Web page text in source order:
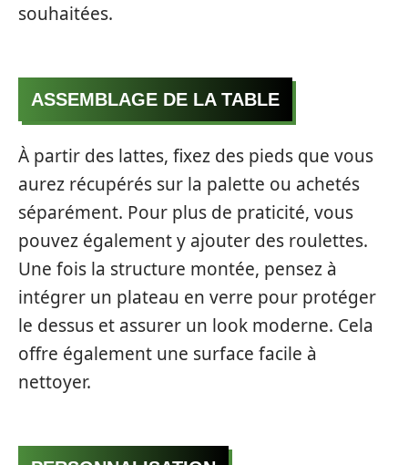
souhaitées.
ASSEMBLAGE DE LA TABLE
À partir des lattes, fixez des pieds que vous
aurez récupérés sur la palette ou achetés
séparément. Pour plus de praticité, vous
pouvez également y ajouter des roulettes.
Une fois la structure montée, pensez à
intégrer un plateau en verre pour protéger
le dessus et assurer un look moderne. Cela
offre également une surface facile à
nettoyer.